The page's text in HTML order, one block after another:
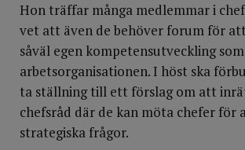
Hon träffar många medlemmar i
vet att även de behöver forum för
såväl egen kompetensutveckling
arbetsorganisationen. I höst ska
ta ställning till ett förslag om att
chefsråd där de kan möta chefer för
strategiska frågor.